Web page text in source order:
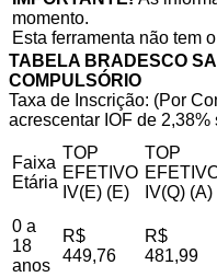
momento.
Esta ferramenta não tem
TABELA BRADESCO
COMPULSÓRIO
Taxa de Inscrição: (Por
acrescentar IOF de
Faixa
Etária
TOP
EFETIVO
IV(E) (E)
TOP
IV(Q) (A)
0 a
18
anos
R$
449,76
R$
481,99